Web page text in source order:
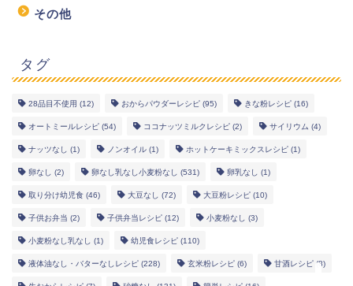
その他
タグ
28品目不使用 (12) おからパウダーレシピ (95) きな粉レシピ (16)
オートミールレシピ (54) ココナッツミルクレシピ (2) サイリウム (4)
ナッツなし (1) ノンオイル (1) ホットケーキミックスレシピ (1)
卵なし (2) 卵なし乳なし小麦粉なし (531) 卵乳なし (1)
取り分け幼児食 (46) 大豆なし (72) 大豆粉レシピ (10)
子供お弁当 (2) 子供弁当レシピ (12) 小麦粉なし (3)
小麦粉なし乳なし (1) 幼児食レシピ (110)
液体油なし・バターなしレシピ (228) 玄米粉レシピ (6) 甘酒レシピ (8)
幼児食レシピ
米粉レシピ
ヘルシーレシピ
works